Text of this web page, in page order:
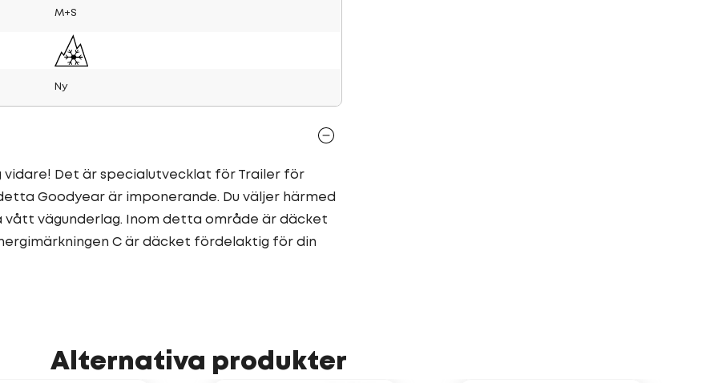
M+S
Ny
Det är specialutvecklat för Trailer för
Goodyear är imponerande. Du väljer härmed
vägunderlag. Inom detta område är däcket
C är däcket fördelaktig för din
Alternativa produkter